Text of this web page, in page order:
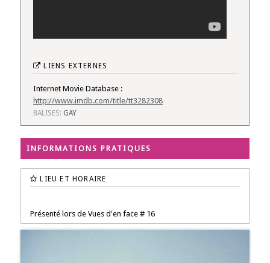
LIENS EXTERNES
Internet Movie Database :
http://www.imdb.com/title/tt3282308
BALISES: GAY
INFORMATIONS PRATIQUES
LIEU ET HORAIRE
Présenté lors de Vues d'en face # 16